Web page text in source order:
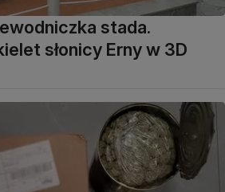
stada.
słonicy Erny w 3D